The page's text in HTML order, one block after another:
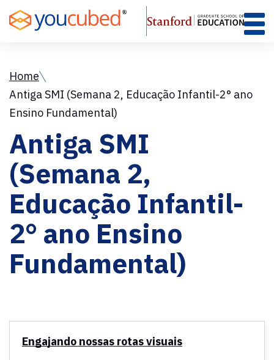
to
Content
Home
Antiga SMI (Semana 2, Educação Infantil-2° ano
Ensino Fundamental)
Antiga SMI
(Semana 2,
Educação Infantil-
2° ano Ensino
Fundamental)
Engajando nossas rotas visuais